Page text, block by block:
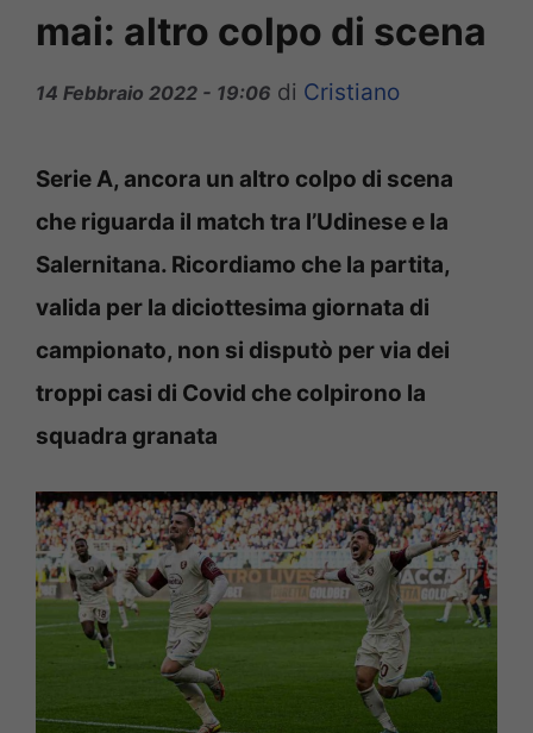
mai: altro colpo di scena
14 Febbraio 2022 - 19:06 di Cristiano
Serie A, ancora un altro colpo di scena
che riguarda il match tra l’Udinese e la
Salernitana. Ricordiamo che la partita,
valida per la diciottesima giornata di
campionato, non si disputò per via dei
troppi casi di Covid che colpirono la
squadra granata